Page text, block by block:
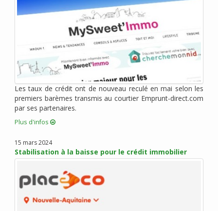
janvier 2014 (2)
novembre 2013 (6)
octobre 2013 (3)
septembre 2013 (3)
mai 2013 (5)
avril 2013 (6)
mars 2013 (15)
février 2013 (5)
janvier 2013 (7)
décembre 2012 (5)
octobre 2012 (10)
septembre 2012 (6)
juillet 2012 (8)
juin 2012 (3)
Les taux de crédit ont de nouveau reculé en mai selon les
premiers barèmes transmis au courtier Emprunt-direct.com
par ses partenaires.
Plus d'infos
15 mars 2024
Stabilisation à la baisse pour le crédit immobilier